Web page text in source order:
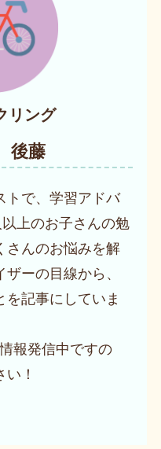
リング
後藤
トで、学習アドバ
上のお子さんの勉
さんのお悩みを解
ーの目線から、
を記事にしていま
報発信中ですの
！